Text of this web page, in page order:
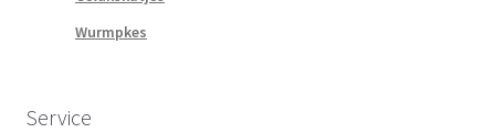
Wurmpkes
Service